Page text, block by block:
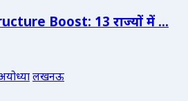
Boost: 13 राज्यों में ...
लखनऊ